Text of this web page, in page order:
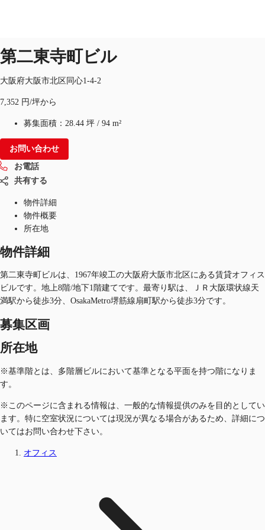
オフィス・事務所
倉庫・物流センター
記事
仲介会社様はこちらへ
お気に入り
JP
第二東寺町ビル
大阪府大阪市北区同心1-4-2
7,352 円/坪から
募集面積： 28.44 坪 / 94 m²
お問い合わせ
お電話
共有する
物件詳細
物件概要
所在地
物件詳細
第二東寺町ビルは、1967年竣工の大阪府大阪市北区にある賃貸オフィス
ビルです。地上8階/地下1階建てです。最寄り駅は、ＪＲ大阪環状線天
満駅から徒歩3分、OsakaMetro堺筋線扇町駅から徒歩3分です。
募集区画
所在地
※基準階とは、多階層ビルにおいて基準となる平面を持つ階になりま
す。
※このページに含まれる情報は、一般的な情報提供のみを目的としてい
ます。特に空室状況については現況が異なる場合があるため、詳細につ
いてはお問い合わせ下さい。
オフィス